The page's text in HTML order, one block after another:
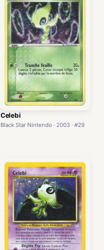
Celebi
Black Star Nintendo · 2003 · #29